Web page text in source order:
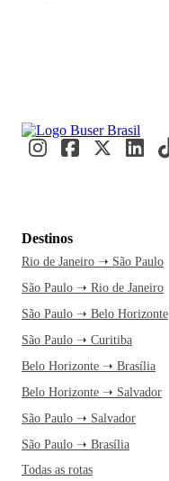
Destinos
Rio de Janeiro ➝ São Paulo
São Paulo ➝ Rio de Janeiro
São Paulo ➝ Belo Horizonte
São Paulo ➝ Curitiba
Belo Horizonte ➝ Brasília
Belo Horizonte ➝ Salvador
São Paulo ➝ Salvador
São Paulo ➝ Brasília
Todas as rotas